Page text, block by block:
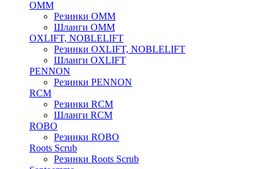
OMM
Резинки OMM
Шланги OMM
OXLIFT, NOBLELIFT
Резинки OXLIFT, NOBLELIFT
Шланги OXLIFT
PENNON
Резинки PENNON
RCM
Резинки RCM
Шланги RCM
ROBO
Резинки ROBO
Roots Scrub
Резинки Roots Scrub